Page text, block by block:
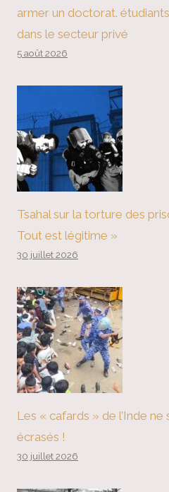
armer un doctorat.
dans le secteur privé
5 août 2026
Tsahal sur la torture des
Tout est légitime »
30 juillet 2026
Les « cafards » de l’Inde
écrasés !
30 juillet 2026